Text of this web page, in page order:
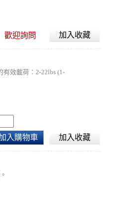
歡迎詢問 加入收藏
有效載荷：2-22lbs (1-
入購物車 加入收藏